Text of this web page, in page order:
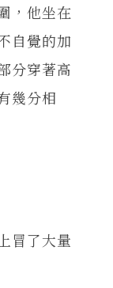
，他坐在
自覺的加
分穿著高
幾分相
冒了大量